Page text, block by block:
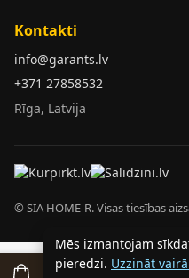
Kontakti
info@garants.lv
+371 27858532
Rīga, Latvija
© SIA HOME-R. Visas tiesības
Mēs izmantojam
pieredzi. Uzzināt